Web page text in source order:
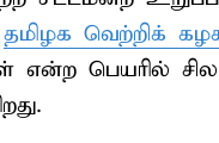
தமிழக வெற்றிக்
என்ற பெயரில்